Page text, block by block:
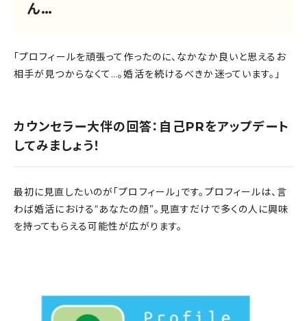
ん…
「プロフィールを頑張って作ったのに、なかなか良いと思えるお
相手が見つからなくて…。婚活を続けるべきか迷っています。」
カウンセラー大伴の回答：自己PRをアップデート
してみましょう！
最初に見直したいのが「プロフィール」です。プロフィールは、言
わば婚活における“あなたの顔”。見直すだけで多くの人に興味
を持ってもらえる可能性が広がります。